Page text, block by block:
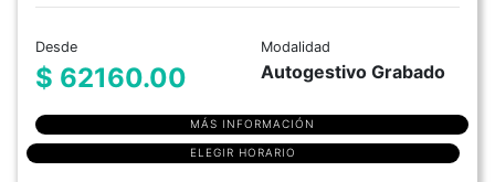
Desde
$ 62160.00
Modalidad
Autogestivo Grabado
MÁS INFORMACIÓN
ELEGIR HORARIO